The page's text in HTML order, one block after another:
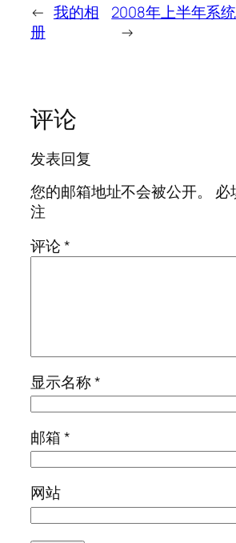
← 我的相
册
2008年上半年系
→
评论
发表回复
您的邮箱地址不会被公开。
必
注
评论*
显示名称*
邮箱*
网站